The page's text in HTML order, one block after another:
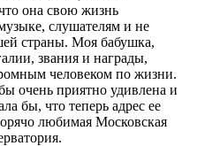
она свою жизнь
слушателям и не
страны. Моя бабушка,
звания и награды,
человеком по жизни.
очень приятно удивлена и
бы, что теперь адрес ее
любимая Московская